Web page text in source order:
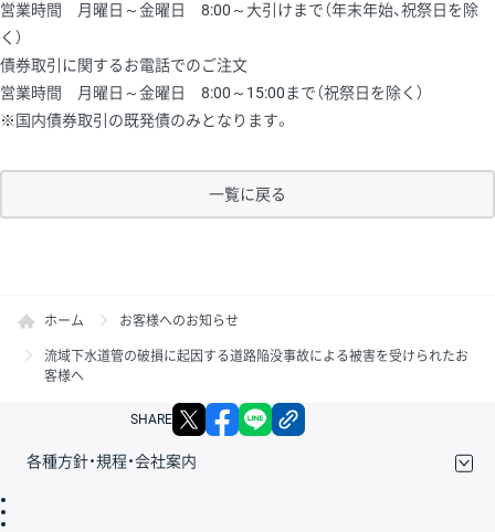
営業時間 月曜日～金曜日 8:00～大引けまで（年末年始、祝祭日を除
く）
債券取引に関するお電話でのご注文
営業時間 月曜日～金曜日 8:00～15:00まで（祝祭日を除く）
※国内債券取引の既発債のみとなります。
一覧に戻る
ホーム お客様へのお知らせ
流域下水道管の破損に起因する道路陥没事故による被害を受けられたお
客様へ
SHARE X facebook
各種方針・規程・会社案内